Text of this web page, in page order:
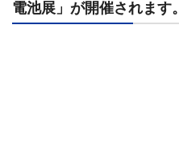
電池展」が開催されます。